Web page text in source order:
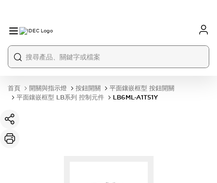
首頁 開關與指示燈 按鈕開關
平面鑲嵌框型 按鈕開關
平面鑲嵌框型 LB系列 控制元件
LB6ML-A1T51Y